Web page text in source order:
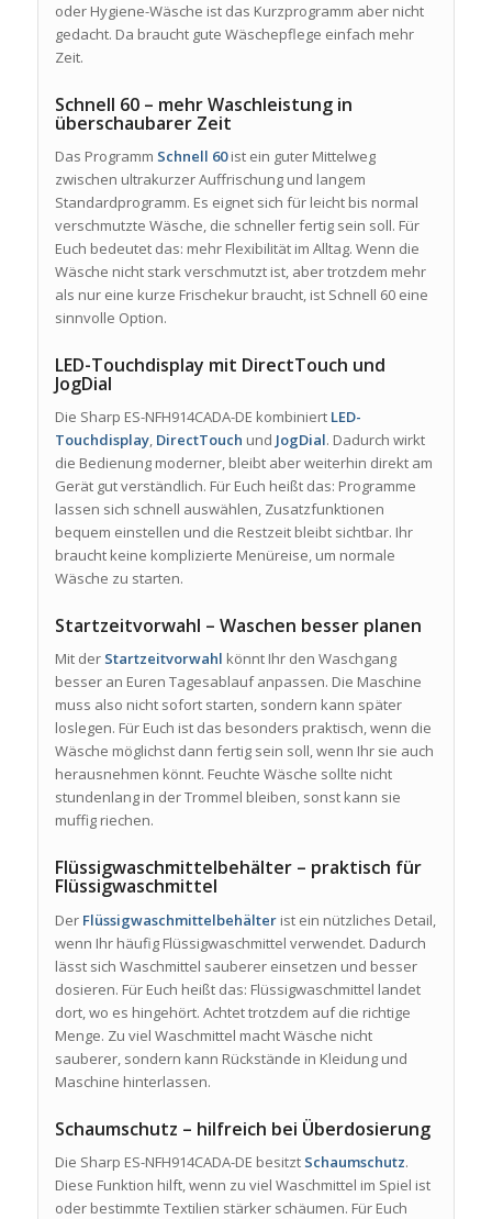
oder Hygiene-Wäsche ist das Kurzprogramm aber nicht
gedacht. Da braucht gute Wäschepflege einfach mehr
Zeit.
Schnell 60 – mehr Waschleistung in
überschaubarer Zeit
Das Programm Schnell 60ist ein guter Mittelweg
zwischen ultrakurzer Auffrischung und langem
Standardprogramm. Es eignet sich für leicht bis normal
verschmutzte Wäsche, die schneller fertig sein soll. Für
Euch bedeutet das: mehr Flexibilität im Alltag. Wenn die
Wäsche nicht stark verschmutzt ist, aber trotzdem mehr
als nur eine kurze Frischekur braucht, ist Schnell 60 eine
sinnvolle Option.
LED-Touchdisplay mit DirectTouch und
JogDial
Die Sharp ES-NFH914CADA-DE kombiniert LED-
Touchdisplay, DirectTouch und JogDial. Dadurch wirkt
die Bedienung moderner, bleibt aber weiterhin direkt am
Gerät gut verständlich. Für Euch heißt das: Programme
lassen sich schnell auswählen, Zusatzfunktionen
bequem einstellen und die Restzeit bleibt sichtbar. Ihr
braucht keine komplizierte Menüreise, um normale
Wäsche zu starten.
Startzeitvorwahl – Waschen besser planen
Mit der Startzeitvorwahl könnt Ihr den Waschgang
besser an Euren Tagesablauf anpassen. Die Maschine
muss also nicht sofort starten, sondern kann später
loslegen. Für Euch ist das besonders praktisch, wenn die
Wäsche möglichst dann fertig sein soll, wenn Ihr sie auch
herausnehmen könnt. Feuchte Wäsche sollte nicht
stundenlang in der Trommel bleiben, sonst kann sie
muffig riechen.
Flüssigwaschmittelbehälter – praktisch für
Flüssigwaschmittel
Der Flüssigwaschmittelbehälterist ein nützliches Detail,
wenn Ihr häufig Flüssigwaschmittel verwendet. Dadurch
lässt sich Waschmittel sauberer einsetzen und besser
dosieren. Für Euch heißt das: Flüssigwaschmittel landet
dort, wo es hingehört. Achtet trotzdem auf die richtige
Menge. Zu viel Waschmittel macht Wäsche nicht
sauberer, sondern kann Rückstände in Kleidung und
Maschine hinterlassen.
Schaumschutz – hilfreich bei Überdosierung
Die Sharp ES-NFH914CADA-DE besitzt Schaumschutz.
Diese Funktion hilft, wenn zu viel Waschmittel im Spiel ist
oder bestimmte Textilien stärker schäumen. Für Euch